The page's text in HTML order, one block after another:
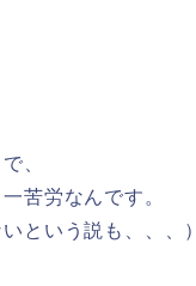
、
苦労なんです。
という説も、、、）